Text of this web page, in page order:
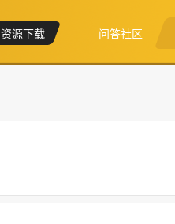
资源下载 问答社区